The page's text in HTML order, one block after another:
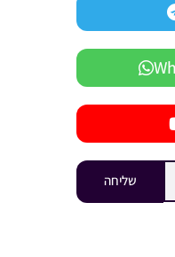
שליחה